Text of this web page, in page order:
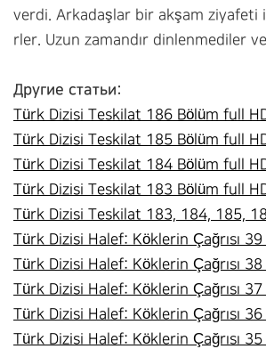
verdi. Arkadaşlar bir akşam ziyafeti
rler. Uzun zamandır dinlenmediler
Другие статьи:
Türk Dizisi Teskilat 186 Bölüm full
Türk Dizisi Teskilat 185 Bölüm full
Türk Dizisi Teskilat 184 Bölüm full
Türk Dizisi Teskilat 183 Bölüm full
Türk Dizisi Teskilat 183, 184, 185,
Türk Dizisi Halef: Köklerin Çağrısı
Türk Dizisi Halef: Köklerin Çağrısı
Türk Dizisi Halef: Köklerin Çağrısı
Türk Dizisi Halef: Köklerin Çağrısı
Türk Dizisi Halef: Köklerin Çağrısı